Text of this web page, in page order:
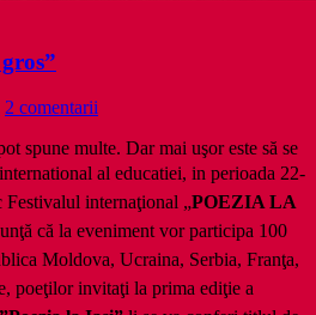
2 comentarii
spune multe. Dar mai uşor este să se
al educatiei, in perioada 22-
internaţional „POEZIA LA
că la eveniment vor participa 100
Moldova, Ucraina, Serbia, Franţa,
poeţilor invitaţi la prima ediţie a